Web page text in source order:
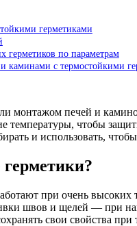
герметиками
герметиков по параметрам
каминами с термостойкими
монтажом печей и
чтобы
и использовать,
при очень высоких
швов и щелей — при
свои свойства